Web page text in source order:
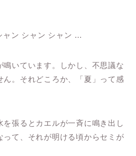
ャン シャン シャン …
いています。しかし、不思議な
ん。それどころか、「夏」って感
張るとカエルが一斉に鳴き出し
って、それが明ける頃からセミが